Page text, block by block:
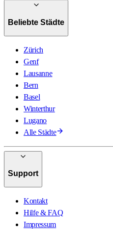
Beliebte Städte
Zürich
Genf
Lausanne
Bern
Basel
Winterthur
Lugano
Alle Städte
Support
Kontakt
Hilfe & FAQ
Impressum